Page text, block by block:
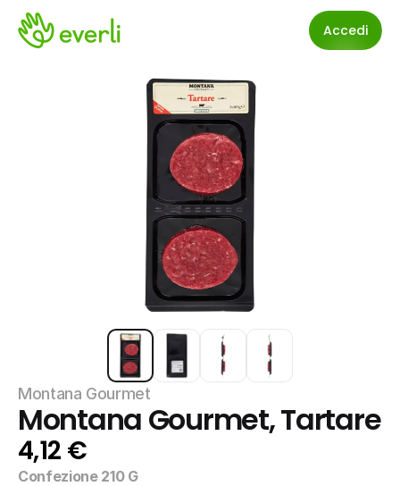
Accedi
Montana Gourmet
Montana Gourmet, Tartare
4,12 €
Confezione 210 G